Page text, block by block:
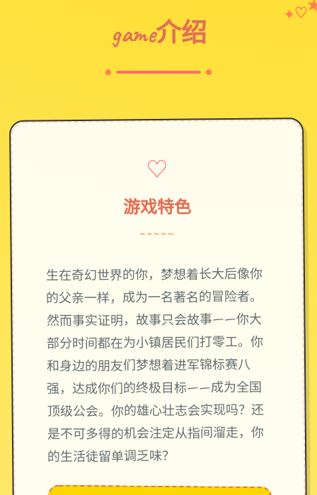
game介绍
✦♡
♡
游戏特色
~~~~~
生在奇幻世界的你，梦想着长大后像你
的父亲一样，成为一名著名的冒险者。
然而事实证明，故事只会故事——你大
部分时间都在为小镇居民们打零工。你
和身边的朋友们梦想着进军锦标赛八
强，达成你们的终极目标——成为全国
顶级公会。你的雄心壮志会实现吗？还
是不可多得的机会注定从指间溜走，你
的生活徒留单调乏味？